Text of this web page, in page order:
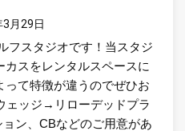
3月29日
フスタジオです！当スタジ
スをレンタルスペースに
て特徴が違うのでぜひお
ェッジ→リローデッドプラ
ン、CBなどのご用意があ